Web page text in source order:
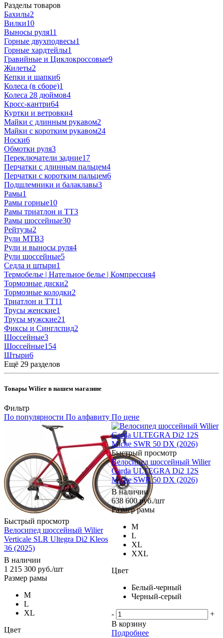
Разделы товаров
Бахилы2
Вилки10
Выносы руля11
Горные двухподвесы1
Горные хардтейлы1
Гравийные и Циклокроссовые9
Жилеты2
Кепки и шапки6
Колеса (в сборе)1
Колеса 28 дюймов4
Кросс-кантри64
Куртки и ветровки4
Майки с длинным рукавом2
Майки с коротким рукавом24
Носки6
Обмотки руля3
Переключатели задние17
Перчатки с длинным пальцем4
Перчатки с коротким пальцем6
Подшлемники и балаклавы3
Рамы1
Рамы горные10
Рамы триатлон и ТТ3
Рамы шоссейные30
Рейтузы2
Рули MTB3
Рули и выносы руля4
Рули шоссейные5
Седла и штыри1
Термобелье | Нательное белье | Компрессия4
Тормозные диски2
Тормозные колодки2
Триатлон и ТТ11
Трусы женские1
Трусы мужские21
Фиксы и Синглспид2
Шоссейные3
Шоссейные154
Штыри6
Ещё 29 разделов
Товары Wilier в нашем магазине
Фильтр
По популярности По алфавиту По цене
Быстрый просмотр
Велосипед шоссейный Wilier
Verticale SLR Ultegra Di2 Kleos
36 (2025)
В наличии
1 215 300 руб./шт
Размер рамы
M
L
XL
Цвет
Быстрый просмотр
Велосипед шоссейный Wilier
Garda ULTEGRA Di2 12S
Miche SWR 50 DX (2026)
В наличии
638 600руб./шт
Размер рамы
M
L
XL
XXL
Цвет
Белый-черный
Черный-серый
-
+
В корзину
Подробнее